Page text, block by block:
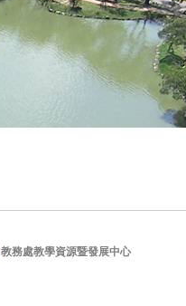
教務處教學資源暨發展中心